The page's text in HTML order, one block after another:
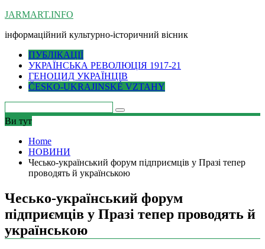
Skip
content
JARMART.INFO
інформаційний культурно-історичний вісник
ПУБЛІКАЦІЇ
УКРАЇНСЬКА РЕВОЛЮЦІЯ 1917-21
ГЕНОЦИД УКРАЇНЦІВ
ČESKO-UKRAJINSKÉ VZTAHY
Ви тут
Home
НОВИНИ
Чесько-український форум підприємців у Празі тепер
проводять й українською
Чесько-український форум
підприємців у Празі тепер проводять й
українською